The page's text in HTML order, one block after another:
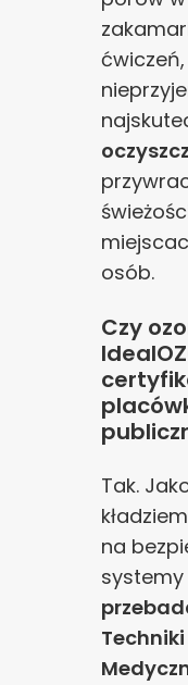
osób.
Czy
Tak.
na
systemy